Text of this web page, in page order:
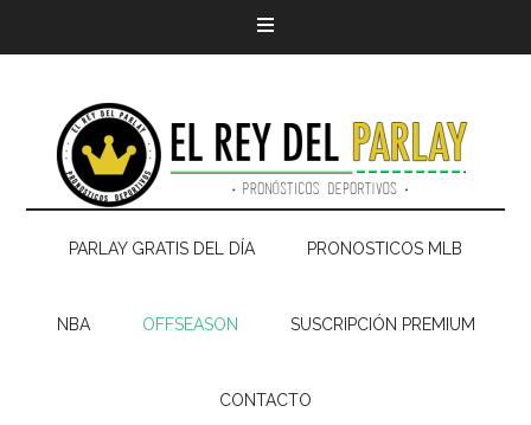
PARLAY GRATIS DEL DÍA PRONOSTICOS MLB
NBA OFFSEASON SUSCRIPCIÓN PREMIUM
CONTACTO